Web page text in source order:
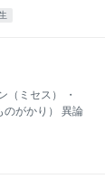
（ミセス） ・
のがかり） 異論